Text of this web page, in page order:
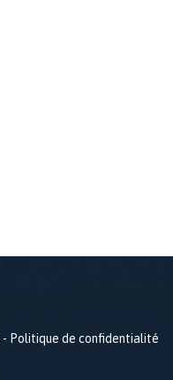
- Politique de confidentialité